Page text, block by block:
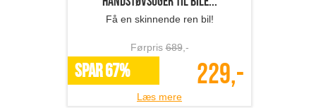
Få en skinnende ren bil!
Førpris689,-
SPAR 67% 229,-
Læs mere